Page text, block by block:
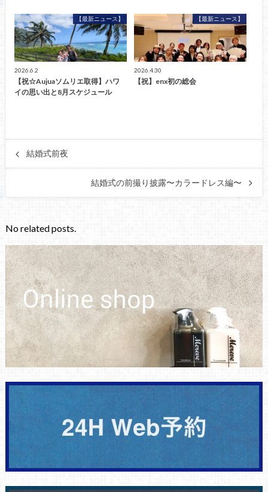
【最新ニュース】
2026.6.2
【祝☆Aujuaソムリエ取得】ハワ
イの思い出と8月スケジュール
【最新ニュース】
2026.4.30
【祝】enx初の総会
結婚式前夜
結婚式の前撮り披露〜カラードレス編〜
No related posts.